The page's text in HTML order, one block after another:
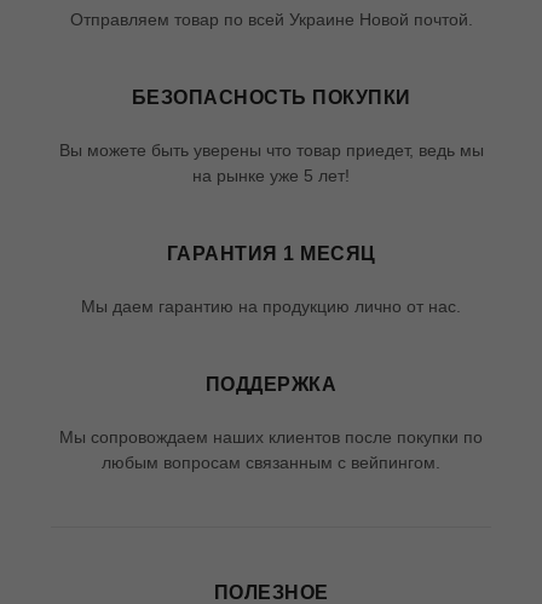
Отправляем товар по всей Украине Новой почтой.
БЕЗОПАСНОСТЬ ПОКУПКИ
Вы можете быть уверены что товар приедет, ведь мы
на рынке уже 5 лет!
ГАРАНТИЯ 1 МЕСЯЦ
Мы даем гарантию на продукцию лично от нас.
ПОДДЕРЖКА
Мы сопровождаем наших клиентов после покупки по
любым вопросам связанным с вейпингом.
ПОЛЕЗНОЕ